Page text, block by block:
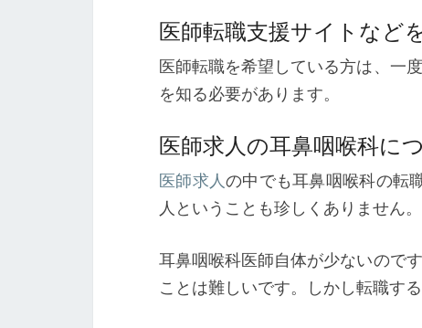
医師転職支援サイトなど
医師転職を希望している方は、一
を知る必要があります。
医師求人の耳鼻咽喉科に
医師求人の中でも耳鼻咽喉科の転
人ということも珍しくありません。
耳鼻咽喉科医師自体が少ないので
ことは難しいです。しかし転職す